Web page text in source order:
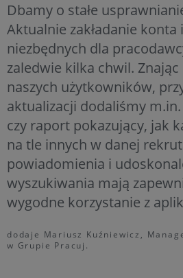
Dbamy o stałe
Aktualnie zakładanie konta
niezbędnych dla
zaledwie kilka chwil.
naszych użytkowników,
aktualizacji dodaliśmy
czy raport pokazujący, jak
na tle innych w danej
powiadomienia i
wyszukiwania mają
wygodne korzystanie z
dodaje Mariusz Kuźniewicz,
w Grupie Pracuj.